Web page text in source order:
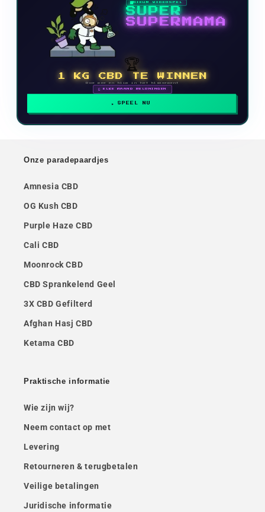
NIEUW VIDEOSPEL
SUPER
SUPERMAMA
🏆
1 KG CBD TE WINNEN
Doe mee en klim in het klassement
🗓 ELKE MAAND BELONINGEN
SPEEL NU
Onze paradepaardjes
Amnesia CBD
OG Kush CBD
Purple Haze CBD
Cali CBD
Moonrock CBD
CBD Sprankelend Geel
3X CBD Gefilterd
Afghan Hasj CBD
Ketama CBD
Praktische informatie
Wie zijn wij?
Neem contact op met
Levering
Retourneren & terugbetalen
Veilige betalingen
Juridische informatie